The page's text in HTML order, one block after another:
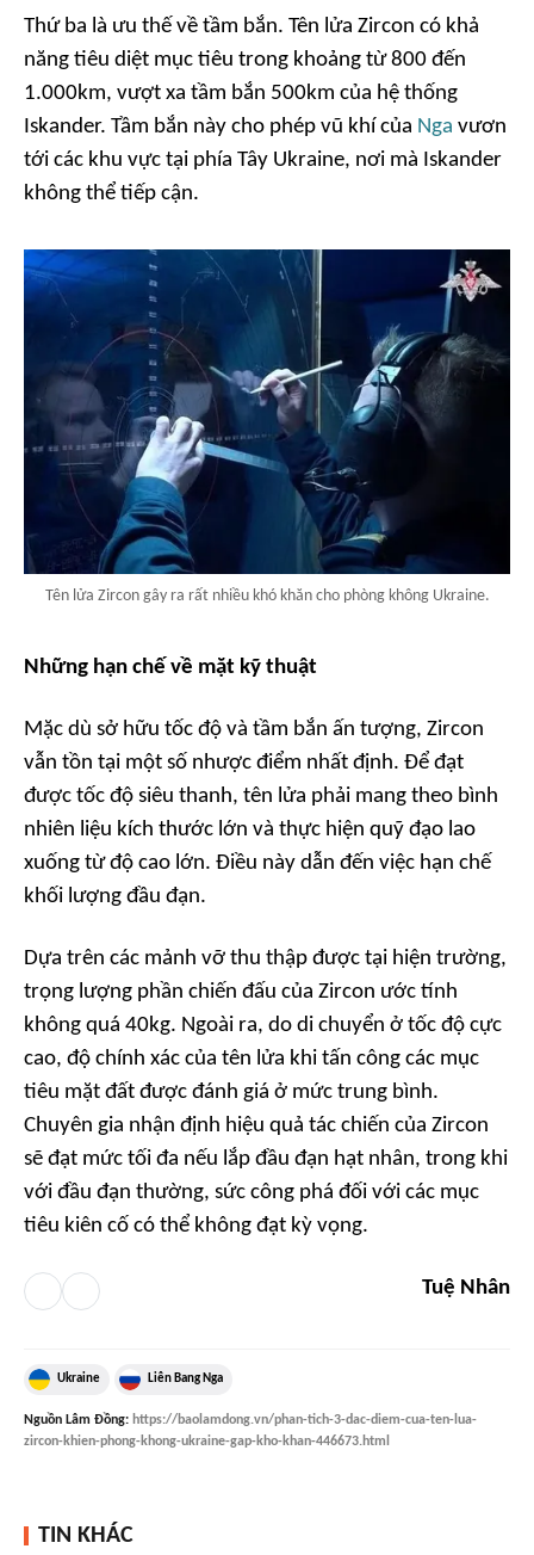
Thứ ba là ưu thế về tầm bắn. Tên lửa Zircon có khả
năng tiêu diệt mục tiêu trong khoảng từ 800 đến
1.000km, vượt xa tầm bắn 500km của hệ thống
Iskander. Tầm bắn này cho phép vũ khí của Nga vươn
tới các khu vực tại phía Tây Ukraine, nơi mà Iskander
không thể tiếp cận.
Tên lửa Zircon gây ra rất nhiều khó khăn cho phòng không Ukraine.
Những hạn chế về mặt kỹ thuật
Mặc dù sở hữu tốc độ và tầm bắn ấn tượng, Zircon
vẫn tồn tại một số nhược điểm nhất định. Để đạt
được tốc độ siêu thanh, tên lửa phải mang theo bình
nhiên liệu kích thước lớn và thực hiện quỹ đạo lao
xuống từ độ cao lớn. Điều này dẫn đến việc hạn chế
khối lượng đầu đạn.
Dựa trên các mảnh vỡ thu thập được tại hiện trường,
trọng lượng phần chiến đấu của Zircon ước tính
không quá 40kg. Ngoài ra, do di chuyển ở tốc độ cực
cao, độ chính xác của tên lửa khi tấn công các mục
tiêu mặt đất được đánh giá ở mức trung bình.
Chuyên gia nhận định hiệu quả tác chiến của Zircon
sẽ đạt mức tối đa nếu lắp đầu đạn hạt nhân, trong khi
với đầu đạn thường, sức công phá đối với các mục
tiêu kiên cố có thể không đạt kỳ vọng.
Tuệ Nhân
Ukraine Liên Bang Nga
Nguồn Lâm Đồng: https://baolamdong.vn/phan-tich-3-dac-diem-cua-ten-lua-
zircon-khien-phong-khong-ukraine-gap-kho-khan-446673.html
TIN KHÁC